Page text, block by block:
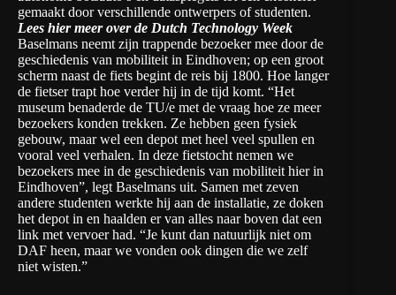
gemaakt door verschillende ontwerpers of studenten.
Lees hier meer over de Dutch Technology Week
Baselmans neemt zijn trappende bezoeker mee door de
geschiedenis van mobiliteit in Eindhoven; op een groot
scherm naast de fiets begint de reis bij 1800. Hoe langer
de fietser trapt hoe verder hij in de tijd komt. “Het
museum benaderde de TU/e met de vraag hoe ze meer
bezoekers konden trekken. Ze hebben geen fysiek
gebouw, maar wel een depot met heel veel spullen en
vooral veel verhalen. In deze fietstocht nemen we
bezoekers mee in de geschiedenis van mobiliteit hier in
Eindhoven”, legt Baselmans uit. Samen met zeven
andere studenten werkte hij aan de installatie, ze doken
het depot in en haalden er van alles naar boven dat een
link met vervoer had. “Je kunt dan natuurlijk niet om
DAF heen, maar we vonden ook dingen die we zelf
niet wisten.”